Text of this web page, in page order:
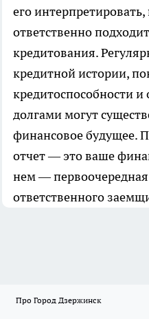
его
ответственно
кредитования.
кредитной истории,
кредитоспособности
долгами могут
финансовое будущее.
отчет — это ваше
нем — первоочередная
ответственного
Про Город Дзержинск